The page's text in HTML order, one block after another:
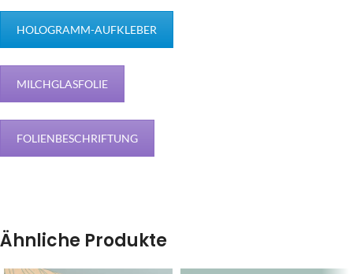
HOLOGRAMM-AUFKLEBER
MILCHGLASFOLIE
FOLIENBESCHRIFTUNG
Ähnliche Produkte